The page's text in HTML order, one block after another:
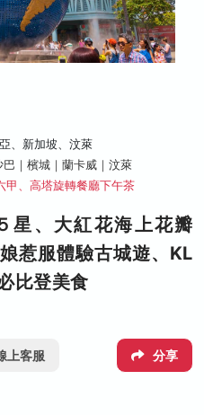
、新加坡、汶萊
｜檳城｜蘭卡威｜汶萊
、高塔旋轉餐廳下午茶
星、大紅花海上花瓣
惹服體驗古城遊、KL
比登美食
上客服 分享